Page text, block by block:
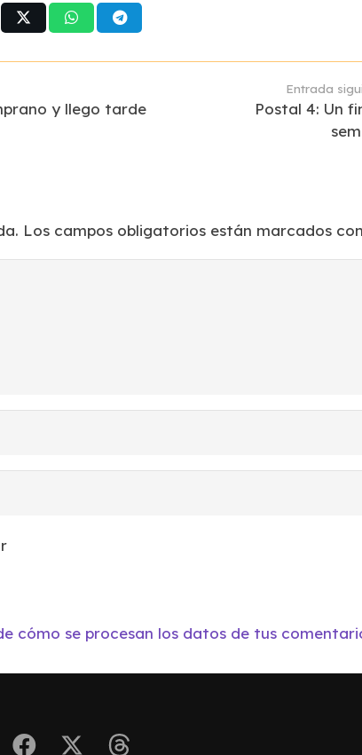
y llego tarde
Entrada
Postal 4: Un
Los campos obligatorios están marcados con
cómo se procesan los datos de tus